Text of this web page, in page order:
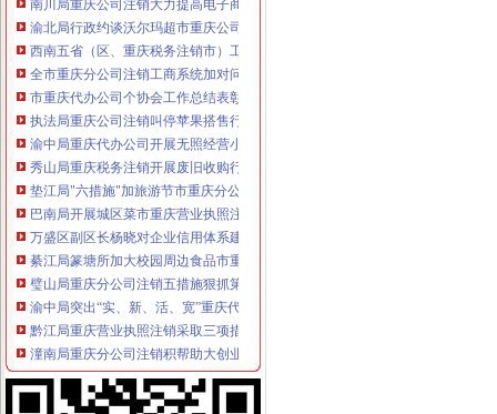
渝北局行政约谈沃尔玛超市重庆公司注销指出五点问题
西南五省（区、重庆税务注销市）工商部门签订垄断与不正当竞争执法区域合
全市重庆分公司注销工商系统加对问题锦湖轮胎退市监管工作
市重庆代办公司个协会工作总结表彰大会暨第二次会员代表大会成功召开
执法局重庆公司注销叫停苹果搭售行为维护消费者权益
渝中局重庆代办公司开展无照经营小旅馆专项取缔行动
秀山局重庆税务注销开展废旧收购行业专项整
垫江局"六措施"加旅游节市重庆分公司注销场监管
巴南局开展城区菜市重庆营业执照注销场专项整活动
万盛区副区长杨晓对企业信用体系建设工作提出要求
綦江局篆塘所加大校园周边食品市重庆代办公司场监管力度
璧山局重庆分公司注销五措施狠抓第二批微型企业发展工作
渝中局突出“实、新、活、宽”重庆代办公司四字方针开展法制员业务培训
黔江局重庆营业执照注销采取三项措施开展微型企业专项巡查
潼南局重庆分公司注销积帮助大创业
万州区实行“量化评分制”重庆公司注销受理微型企业创业申报
渝中局重庆税务注销与美国箭牌糖类有限公司开展品牌保护交流研讨会
垫江局重庆分公司注销开展非公经济建工作取得成效